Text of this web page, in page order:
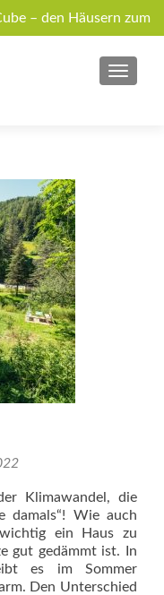
– den Häusern zum
Mitnehmen!
Anfrage
MENU
Klimawandel, die
damals“! Wie auch
ein Haus zu
gut gedämmt ist. In
es im Sommer
Den Unterschied